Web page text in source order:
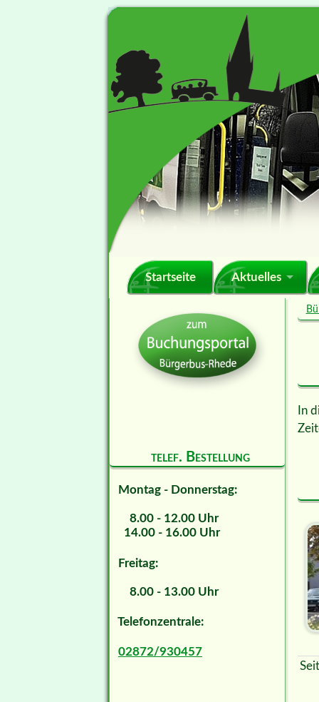
Navigation
überspringen
Startseite Aktuelles
In
telef. Bestellung
Montag - Donnerstag:
8.00 - 12.00 Uhr
14.00 - 16.00 Uhr
Freitag:
8.00 - 13.00 Uhr
Telefonzentrale:
02872/930457